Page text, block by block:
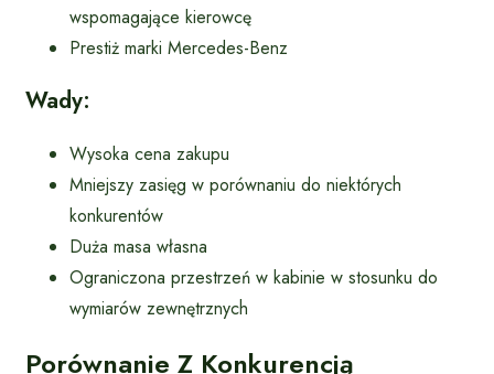
wspomagające kierowcę
Prestiż marki Mercedes-Benz
Wady:
Wysoka cena zakupu
Mniejszy zasięg w porównaniu do niektórych
konkurentów
Duża masa własna
Ograniczona przestrzeń w kabinie w stosunku do
wymiarów zewnętrznych
Porównanie Z Konkurencją